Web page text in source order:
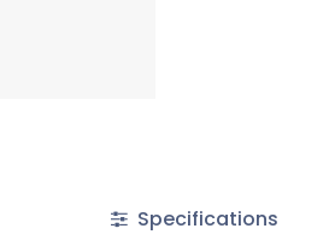
Specifications